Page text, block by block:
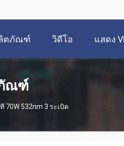
ตภัณฑ์ วิดีโอ แสดง
ภัณฑ์
70W 532nm 3 ระเบิด